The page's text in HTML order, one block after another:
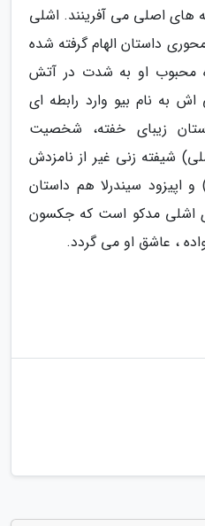
های اصلی می آفرینند. اشلی
داستان الهام گرفته شده
محبوب او به شدت در آتش
به نام بیو وارد رابطه ای
زیبای خفته، شخصیت
شیفته زنی غیر از نامزدش
اپیزود سیندرلا هم داستان
اشلی مدکو است که جکسون
، عاشق او می گردد.